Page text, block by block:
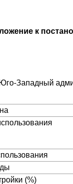
к
Юго-Западный
(%)